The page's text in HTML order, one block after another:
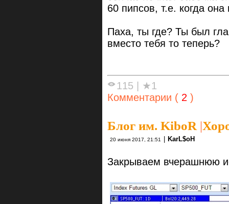
60 пипсов, т.е. когда
Паха, ты где? Ты был
вместо тебя то теперь?
115
★1
Комментарии ( 2 )
Блог им. KiboR |
20 июня 2017, 21:51 KarL$oH
Закрываем вчерашнюю